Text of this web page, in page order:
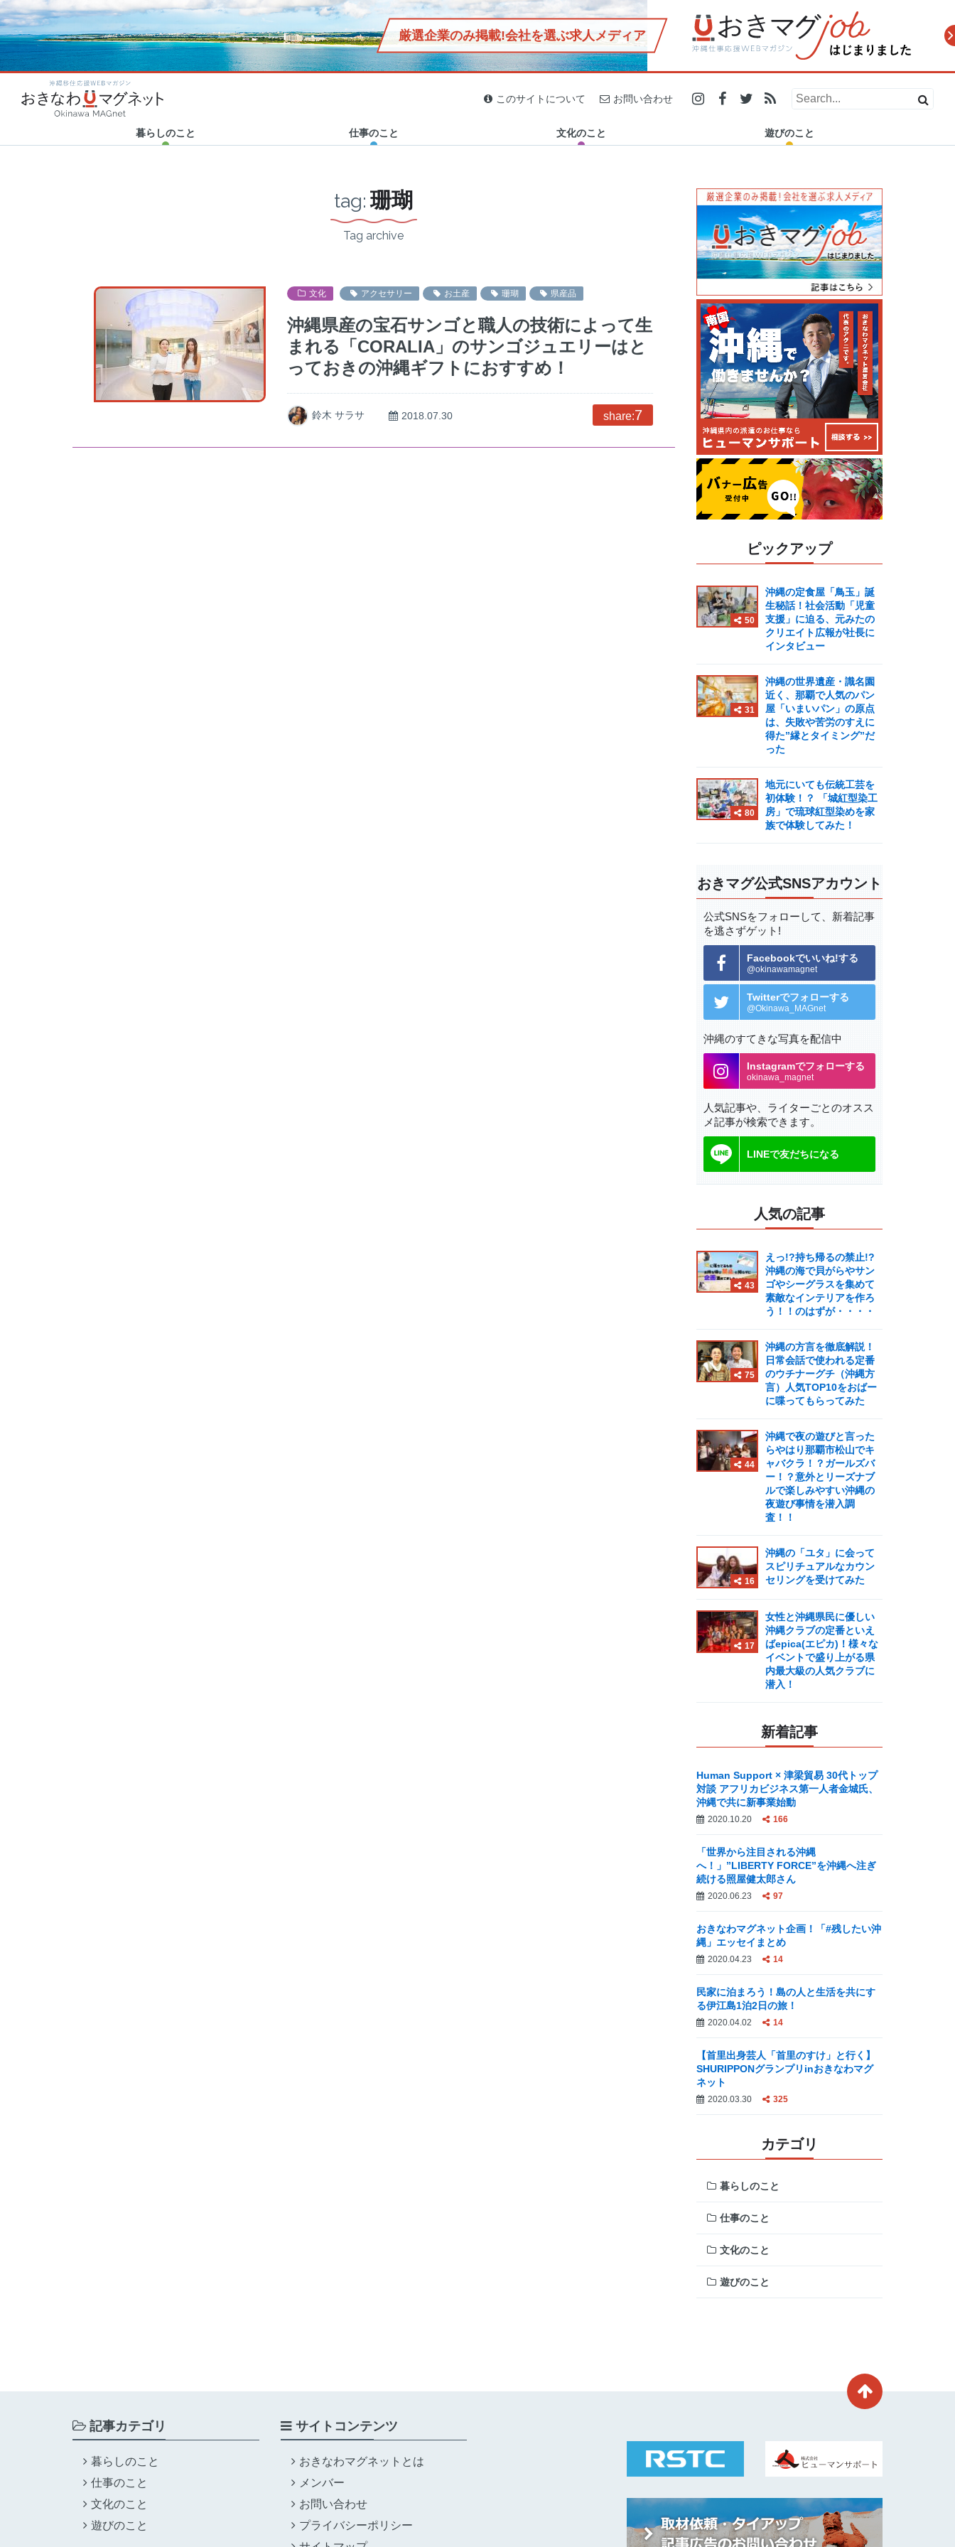
厳選企業のみ掲載!会社を選ぶ求人メディア
このサイトについて お問い合わせ
暮らしのこと
カテゴリ新着
Category new
2020.06.23
2020.04.02
2019.12.27
島に鮮魚店が多い謎！沖縄
見！愛と癒しがギュッと詰
浦添市で24時間営業の「ナ
カハラストアー」が沖縄県
仕事のこと
カテゴリ新着
Category new
2020.10.20
2020.03.16
2019.11.13
秘話！社会活動「児童支
で店舗オープン！県内で活
糸満市の電源カフェを探
す！沖縄在住フリーランス
文化のこと
カテゴリ新着
Category new
2020.04.23
2020.03.30
2019.11.29
島のB級グルメ誕生秘話！
体験！？ 「城紅型染工房」
【#残したい沖縄 エッセイ
Vol.5】残していく沖縄の魅
遊びのこと
カテゴリ新着
Category new
2020.01.31
2019.12.29
2019.12.25
する “チルアウト”な空間
守りたい」ー 沖縄でSDO認
マスターズ甲子園2019 2泊
3日密着レポート(沖縄県代
tag: 珊瑚
Tag archive
文化 アクセサリー お土産 珊瑚 県産品
沖縄県産の宝石サンゴと職人の技術によって生
まれる「CORALIA」のサンゴジュエリーはと
っておきの沖縄ギフトにおすすめ！
鈴木 サラサ 2018.07.30 share:7
ピックアップ
50
沖縄の定食屋「鳥玉」誕
生秘話！社会活動「児童
支援」に迫る、元みたの
クリエイト広報が社長に
インタビュー
31
沖縄の世界遺産・識名園
近く、那覇で人気のパン
屋「いまいパン」の原点
は、失敗や苦労のすえに
得た”縁とタイミング”だ
った
80
地元にいても伝統工芸を
初体験！？ 「城紅型染工
房」で琉球紅型染めを家
族で体験してみた！
おきマグ公式SNSアカウント
公式SNSをフォローして、 新着記事
を逃さずゲット!
Facebookでいいね!する
@okinawamagnet
Twitterでフォローする
@Okinawa_MAGnet
沖縄のすてきな写真を配信中
Instagramでフォローする
okinawa_magnet
人気記事や、ライターごとのオスス
メ記事が検索できます。
LINEで友だちになる
人気の記事
43
えっ!?持ち帰るの禁止!?
沖縄の海で貝がらやサン
ゴやシーグラスを集めて
素敵なインテリアを作ろ
う！！のはずが・・・・
75
沖縄の方言を徹底解説！
日常会話で使われる定番
のウチナーグチ（沖縄方
言）人気TOP10をおばー
に喋ってもらってみた
44
沖縄で夜の遊びと言った
らやはり那覇市松山でキ
ャバクラ！？ガールズバ
ー！？意外とリーズナブ
ルで楽しみやすい沖縄の
夜遊び事情を潜入調
査！！
16
沖縄の「ユタ」に会って
スピリチュアルなカウン
セリングを受けてみた
17
女性と沖縄県民に優しい
沖縄クラブの定番といえ
ばepica(エピカ)！様々な
イベントで盛り上がる県
内最大級の人気クラブに
潜入！
新着記事
Human Support × 津梁貿易 30代トップ
対談 アフリカビジネス第一人者金城氏、
沖縄で共に新事業始動
2020.10.20 166
「世界から注目される沖縄
へ！」”LIBERTY FORCE”を沖縄へ注ぎ
続ける照屋健太郎さん
2020.06.23 97
おきなわマグネット企画！「#残したい沖
縄」エッセイまとめ
2020.04.23 14
民家に泊まろう！島の人と生活を共にす
る伊江島1泊2日の旅！
2020.04.02 14
【首里出身芸人「首里のすけ」と行く】
SHURIPPONグランプリinおきなわマグ
ネット
2020.03.30 325
カテゴリ
暮らしのこと
仕事のこと
文化のこと
遊びのこと
記事カテゴリ
暮らしのこと
仕事のこと
文化のこと
遊びのこと
サイトコンテンツ
おきなわマグネットとは
メンバー
お問い合わせ
プライバシーポリシー